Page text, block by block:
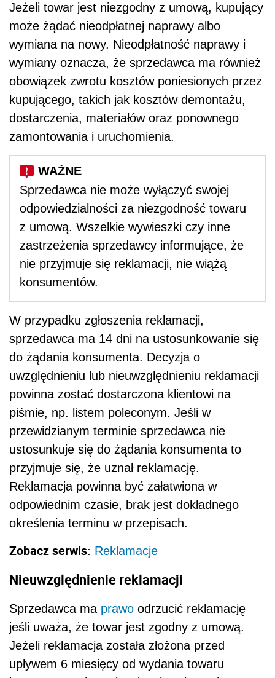
Jeżeli towar jest niezgodny z umową, kupujący
może żądać nieodpłatnej naprawy albo
wymiana na nowy. Nieodpłatność naprawy i
wymiany oznacza, że sprzedawca ma również
obowiązek zwrotu kosztów poniesionych przez
kupującego, takich jak kosztów demontażu,
dostarczenia, materiałów oraz ponownego
zamontowania i uruchomienia.
Sprzedawca nie może wyłączyć swojej
odpowiedzialności za niezgodność towaru
z umową. Wszelkie wywieszki czy inne
zastrzeżenia sprzedawcy informujące, że
nie przyjmuje się reklamacji, nie wiążą
konsumentów.
W przypadku zgłoszenia reklamacji,
sprzedawca ma 14 dni na ustosunkowanie się
do żądania konsumenta. Decyzja o
uwzględnieniu lub nieuwzględnieniu reklamacji
powinna zostać dostarczona klientowi na
piśmie, np. listem poleconym. Jeśli w
przewidzianym terminie sprzedawca nie
ustosunkuje się do żądania konsumenta to
przyjmuje się, że uznał reklamację.
Reklamacja powinna być załatwiona w
odpowiednim czasie, brak jest dokładnego
określenia terminu w przepisach.
Zobacz serwis: Reklamacje
Nieuwzględnienie reklamacji
Sprzedawca ma prawo odrzucić reklamację
jeśli uważa, że towar jest zgodny z umową.
Jeżeli reklamacja została złożona przed
upływem 6 miesięcy od wydania towaru